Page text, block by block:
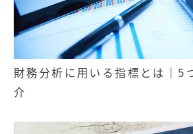
財務分析に用いる指標とは｜5
介